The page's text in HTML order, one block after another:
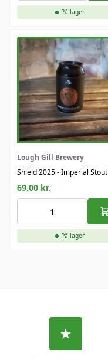
På lager
Lough Gill Brewery
Shield 2025 - Imperial Stout
69.00 kr.
På lager